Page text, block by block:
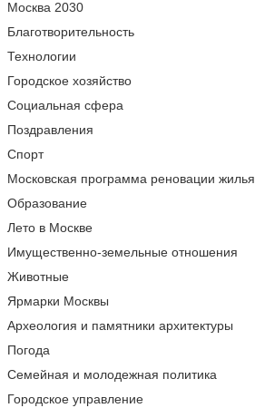
Москва 2030
Благотворительность
Технологии
Городское хозяйство
Социальная сфера
Поздравления
Спорт
Московская программа реновации жилья
Образование
Лето в Москве
Имущественно-земельные отношения
Животные
Ярмарки Москвы
Археология и памятники архитектуры
Погода
Семейная и молодежная политика
Городское управление